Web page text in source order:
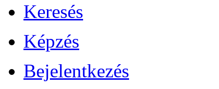
Keresés
Képzés
Bejelentkezés